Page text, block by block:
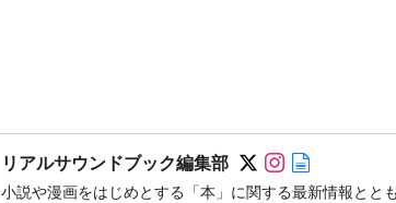
リアルサウンドブック編集部 Follow on SNS
Follow on
小説や漫画をはじめとする「本」に関する最新情報とと